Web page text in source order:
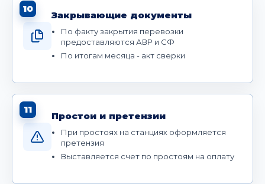
10
Закрывающие документы
По факту закрытия перевозки
предоставляются АВР и СФ
По итогам месяца - акт сверки
11
Простои и претензии
При простоях на станциях оформляется
претензия
Выставляется счет по простоям на оплату